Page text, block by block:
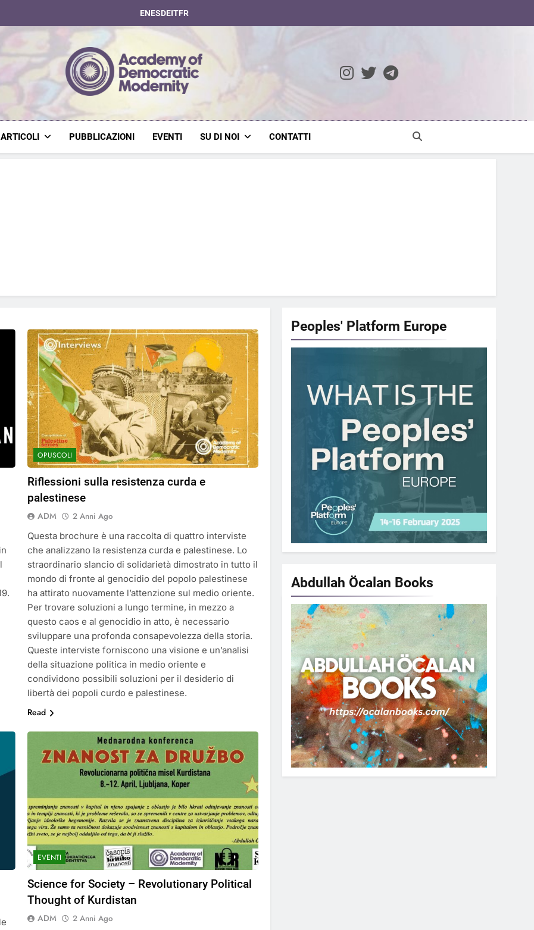
ENESDEITFR
Academy Of Democratic Modernity
ARTICOLI PUBBLICAZIONI EVENTI SU DI NOI CONTATTI
OPUSCOLI
Riflessioni sulla resistenza curda e
palestinese
ADM
2 Anni Ago
Questa brochure è una raccolta di quattro interviste
che analizzano la resistenza curda e palestinese. Lo
straordinario slancio di solidarietà dimostrato in tutto il
mondo di fronte al genocidio del popolo palestinese
ha attirato nuovamente l’attenzione sul medio oriente.
Per trovare soluzioni a lungo termine, in mezzo a
questo caos e al genocidio in atto, è necessario
sviluppare una profonda consapevolezza della storia.
Queste interviste forniscono una visione e un’analisi
della situazione politica in medio oriente e
condividono possibili soluzioni per il desiderio di
libertà dei popoli curdo e palestinese.
Read
EVENTI
Science for Society – Revolutionary Political
Thought of Kurdistan
ADM
2 Anni Ago
Peoples' Platform Europe
Abdullah Öcalan Books